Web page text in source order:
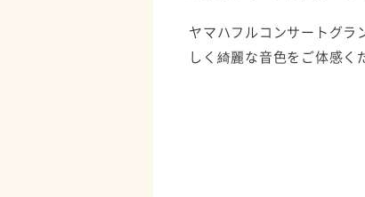
ヤマハフルコンサートグラ
しく綺麗な音色をご体感く